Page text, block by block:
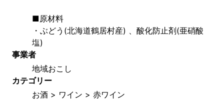
■原材料
・ぶどう(北海道鶴居村産) 、酸化防止剤(亜硝酸
塩)
事業者
地域おこし
カテゴリー
お酒 > ワイン > 赤ワイン